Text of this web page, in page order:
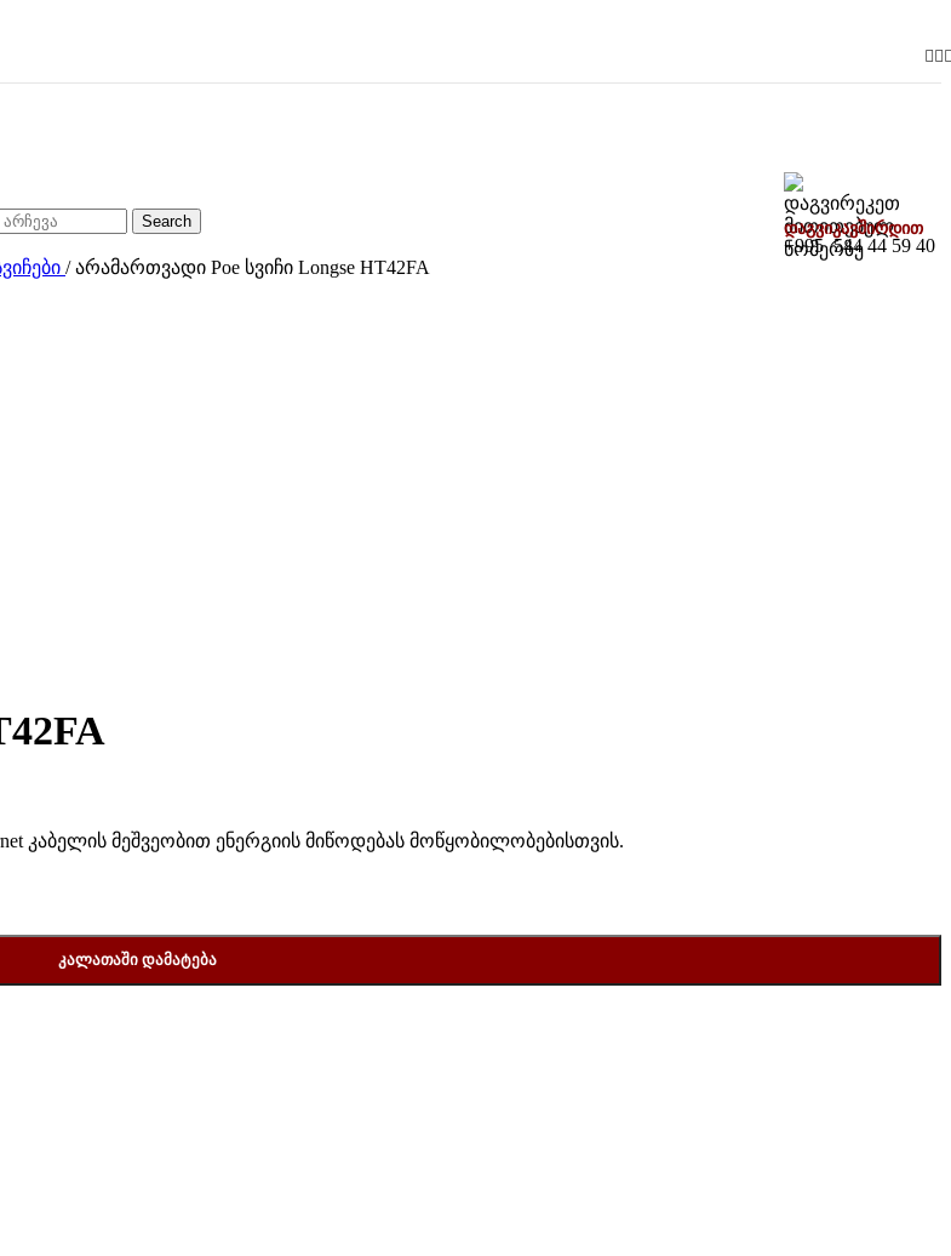
Search დაგვიკავშირდით
+995 544 44 59 40
/ არამართვადი Poe სვიჩი Longse HT42FA
კაბელის მეშვეობით ენერგიის მიწოდებას მოწყობილობებისთვის.
ᲙᲐᲚᲐᲗᲐᲨᲘ ᲓᲐᲛᲐᲢᲔᲑᲐ